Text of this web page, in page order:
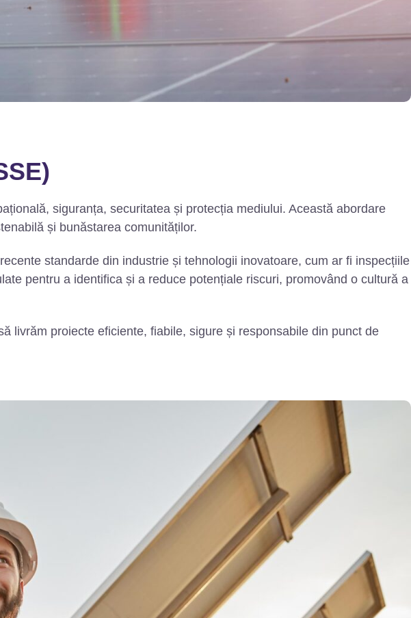
siguranța, securitatea și protecția mediului. Această abordare
și bunăstarea comunităților.
standarde din industrie și tehnologii inovatoare, cum ar fi inspecțiile
pentru a identifica și a reduce potențiale riscuri, promovând o cultură a
livrăm proiecte eficiente, fiabile, sigure și responsabile din punct de